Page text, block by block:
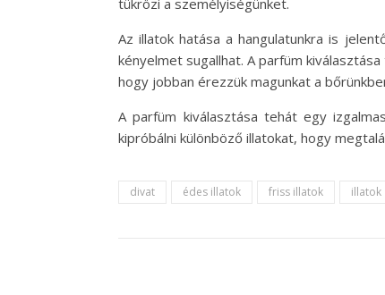
Az illatok hatása a hangulatunkra is
kényelmet sugallhat. A parfüm
hogy jobban érezzük magunkat a
A parfüm kiválasztása tehát egy
kipróbálni különböző illatokat, hogy
divat édes illatok friss illatok illatok